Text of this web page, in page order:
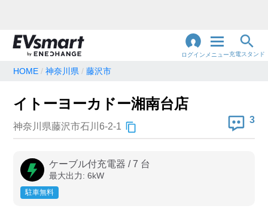
ログイン メニュー充電スタンド
地名・観光スポット・住所で検索
充電器の種類
急速充電器のみ表示
高速道路上のみ表示
HOME 神奈川県 藤沢市
イトーヨーカドー湘南台店
神奈川県藤沢市石川6-2-1
3
ケーブル付充電器 /7 台
最大出力: 6kW
駐車無料